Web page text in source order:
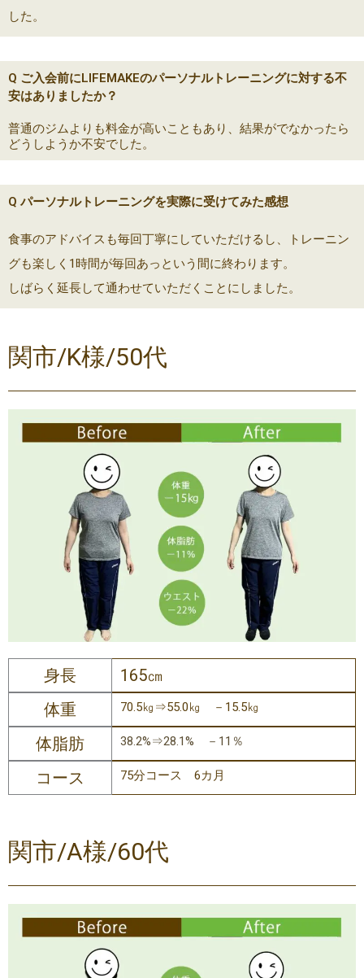
した。
Q ご入会前にLIFEMAKEのパーソナルトレーニングに対する不
安はありましたか？
普通のジムよりも料金が高いこともあり、結果がでなかったら
どうしようか不安でした。
Q パーソナルトレーニングを実際に受けてみた感想
食事のアドバイスも毎回丁寧にしていただけるし、トレーニン
グも楽しく1時間が毎回あっという間に終わります。
しばらく延長して通わせていただくことにしました。
関市/K様/50代
身長
165㎝
体重
70.5㎏⇒55.0㎏ －15.5㎏
体脂肪 38.2%⇒28.1% －11％
コース 75分コース 6カ月
関市/A様/60代